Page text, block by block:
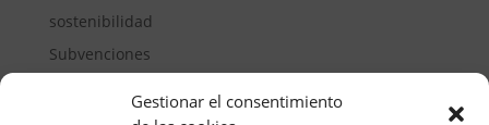
Gestionar el consentimiento
sostenibilidad
Subvenciones